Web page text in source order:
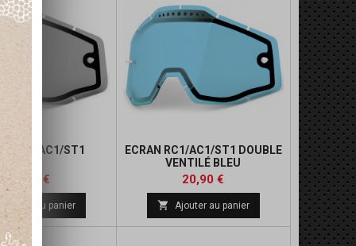
RC1/AC1/ST1
Prix
20,90 €
Ajouter au panier
ECRAN RC1/AC1/ST1 DOUBLE
VENTILÉ BLEU
Prix
20,90 €
 Ajouter au panier